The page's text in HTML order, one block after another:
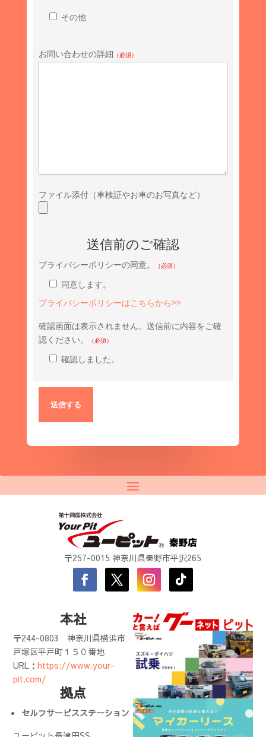
その他
お問い合わせの詳細 （必須）
ファイル添付（車検証やお車のお写真など）
送信前のご確認
プライバシーポリシーの同意。 （必須）
同意します。
プライバシーポリシーはこちらから>>
確認画面は表示されません。送信前に内容をご確
認ください。
（必須）
確認しました。
〒257-0015 神奈川県秦野市平沢265
本社
〒244-0803神奈川県横浜市
戸塚区平戸町１５０番地
URL：https://www.your-
pit.com/
拠点
セルフサービスステーション